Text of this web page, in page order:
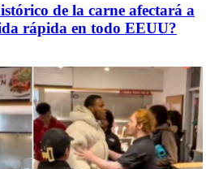
de la carne afectará a
rápida en todo EEUU?